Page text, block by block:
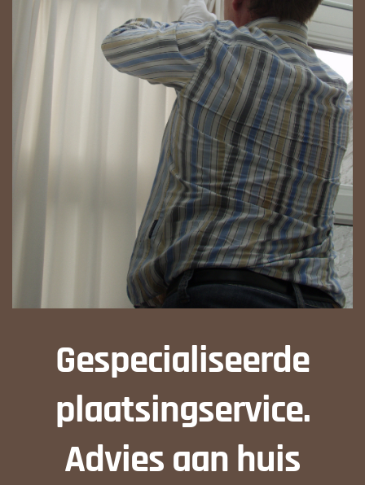
Gespecialiseerde
plaatsingservice.
Advies aan huis